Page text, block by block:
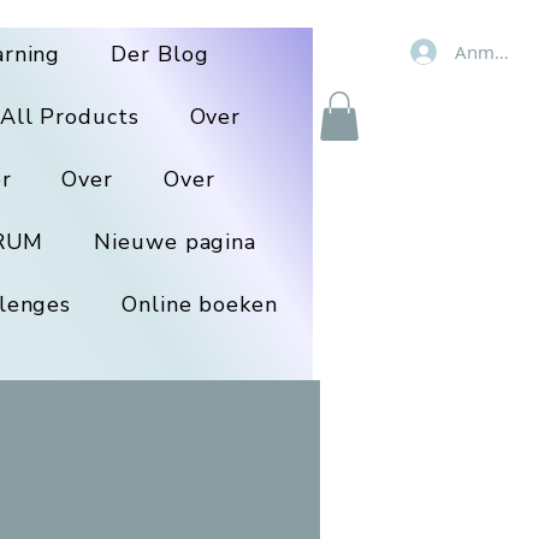
Anmelden
Der Blog
All Products Over
Over Over
Nieuwe pagina
Online boeken